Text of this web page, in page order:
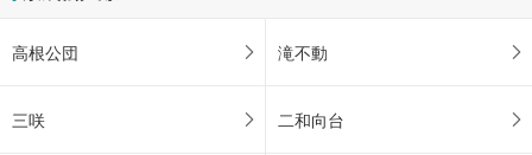
高根公団 滝不動
三咲 二和向台